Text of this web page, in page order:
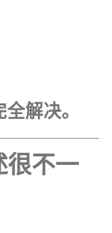
解决。
很不一